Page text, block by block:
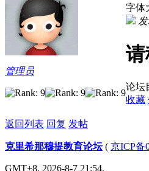
管理员
字体
论坛
收藏
返回列表 回复 发帖
克里希那穆提教育论坛( 京ICP备
GMT+8, 2026-8-7 21:54.